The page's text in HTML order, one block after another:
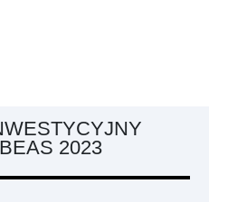
2023